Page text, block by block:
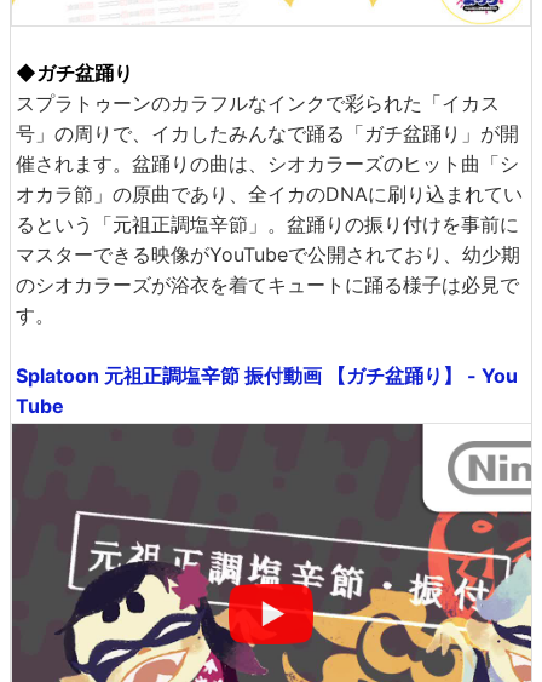
◆ガチ盆踊り
スプラトゥーンのカラフルなインクで彩られた「イカス
号」の周りで、イカしたみんなで踊る「ガチ盆踊り」が開
催されます。盆踊りの曲は、シオカラーズのヒット曲「シ
オカラ節」の原曲であり、全イカのDNAに刷り込まれてい
るという「元祖正調塩辛節」。盆踊りの振り付けを事前に
マスターできる映像がYouTubeで公開されており、幼少期
のシオカラーズが浴衣を着てキュートに踊る様子は必見で
す。
Splatoon 元祖正調塩辛節 振付動画 【ガチ盆踊り】 - You
Tube